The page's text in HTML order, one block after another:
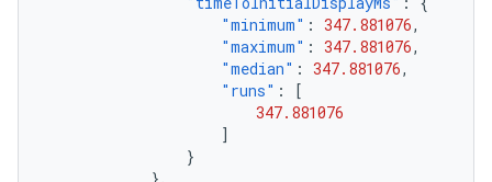
"minimum" : 347.881076,
"maximum" : 347.881076,
"median" : 347.881076,
"runs" :
[
347.881076
]
}